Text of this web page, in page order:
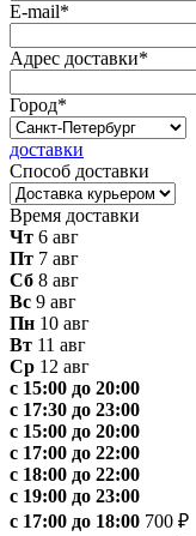
E-mail*
Адрес доставки*
Город*
доставки
Способ доставки
Время доставки
Чт 6 авг
Пт 7 авг
Сб 8 авг
Вс 9 авг
Пн 10 авг
Вт 11 авг
Ср 12 авг
с 15:00 до 20:00
с 17:30 до 23:00
с 15:00 до 20:00
с 17:00 до 22:00
с 18:00 до 22:00
с 19:00 до 23:00
с 17:00 до 18:00 700 ₽